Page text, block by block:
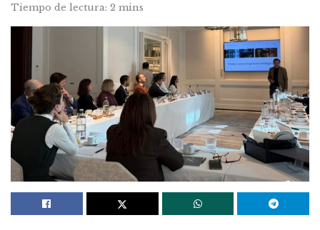
Tiempo de lectura: 2 mins